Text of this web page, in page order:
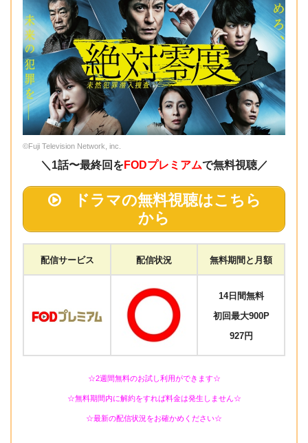
©Fuji Television Network, inc.
＼1話〜最終回をFODプレミアムで無料視聴／
ドラマの無料視聴はこちら
から
配信サービス 配信状況 無料期間と月額
14日間無料
初回最大900P
927円
☆2週間無料のお試し利用ができます☆
☆無料期間内に解約をすれば料金は発生しません☆
☆最新の配信状況をお確かめください☆